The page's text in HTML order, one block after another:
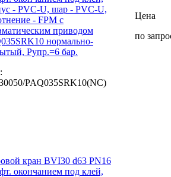
- PVC-U, шар - PVC-U,
- FPM с
приводом
нормально-
Рупр.=6 бар.
PAQ035SRK10(NC)
Цена
по
кран BVI30 d63 PN16
окончанием под клей,